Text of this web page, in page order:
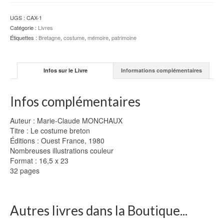
Marie-
Claude
MONCHAUX
UGS : CAX-1
Catégorie : Livres
Étiquettes : Bretagne, costume, mémoire, patrimoine
Infos sur le Livre Informations complémentaires
Infos complémentaires
Auteur : Marie-Claude MONCHAUX
Titre : Le costume breton
Éditions : Ouest France, 1980
Nombreuses illustrations couleur
Format : 16,5 x 23
32 pages
Autres livres dans la Boutique...